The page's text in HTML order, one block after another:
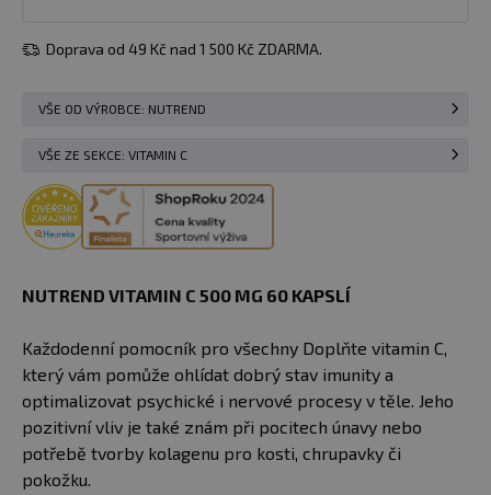
Doprava od 49 Kč nad 1 500 Kč ZDARMA.
VŠE OD VÝROBCE: NUTREND
VŠE ZE SEKCE: VITAMIN C
NUTREND VITAMIN C 500 MG 60 KAPSLÍ
Každodenní pomocník pro všechny Doplňte vitamin C,
který vám pomůže ohlídat dobrý stav imunity a
optimalizovat psychické i nervové procesy v těle. Jeho
pozitivní vliv je také znám při pocitech únavy nebo
potřebě tvorby kolagenu pro kosti, chrupavky či
pokožku.